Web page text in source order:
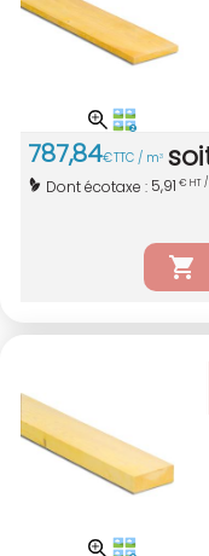
787,84€TTC / m3
Dont écotaxe : 5,91 € HT